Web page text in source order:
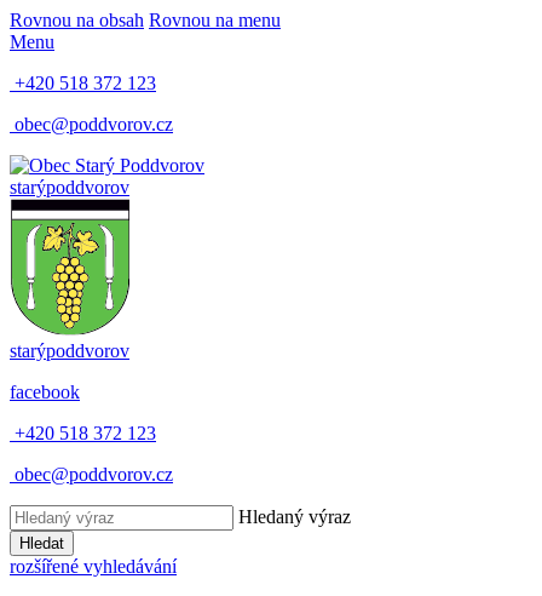
Rovnou na obsah Rovnou na menu
Menu
+420 518 372 123
obec@poddvorov.cz
starýpoddvorov
starýpoddvorov
facebook
+420 518 372 123
obec@poddvorov.cz
Hledaný výraz
Hledat
rozšířené vyhledávání